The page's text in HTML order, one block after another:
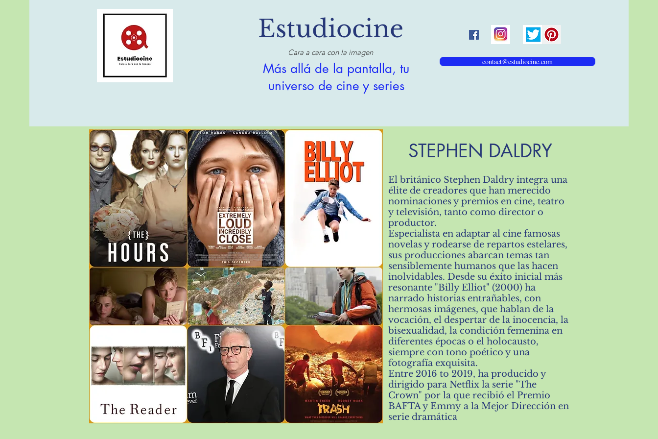
Estudiocine
Cara a cara con la imagen
Más allá de la pantalla, tu
universo de cine y series
contact@estudiocine.com
STEPHEN DALDRY
El británico Stephen Daldry integra una
élite de creadores que han merecido
nominaciones y premios en cine, teatro
y televisión, tanto como director o
productor.
Especialista en adaptar al cine famosas
novelas y rodearse de repartos estelares,
sus producciones abarcan temas tan
sensiblemente humanos que las hacen
inolvidables. Desde su éxito inicial más
resonante "Billy Elliot" (2000) ha
narrado historias entrañables, con
hermosas imágenes, que hablan de la
vocación, el despertar de la inocencia, la
bisexualidad, la condición femenina en
diferentes épocas o el holocausto,
siempre con tono poético y una
fotografía exquisita.
Entre 2016 to 2019, ha producido y
dirigido para Netflix la serie "The
Crown" por la que recibió el Premio
BAFTA y Emmy a la Mejor Dirección​ en
serie dramática